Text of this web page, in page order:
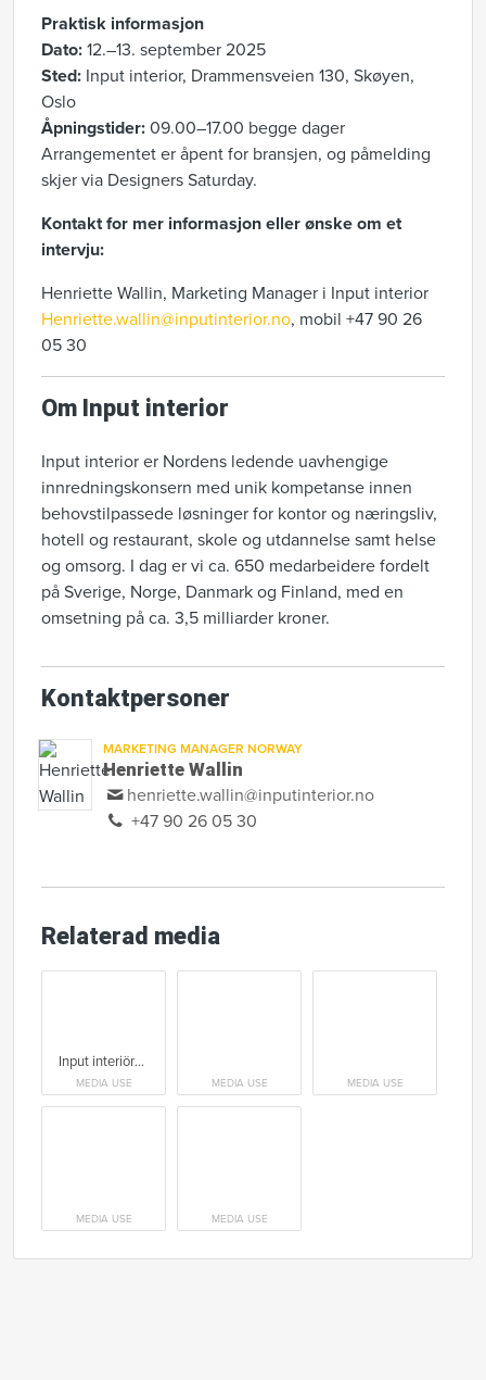
Praktisk informasjon
Dato: 12.–13. september 2025
Sted: Input interior, Drammensveien 130, Skøyen,
Oslo
Åpningstider: 09.00–17.00 begge dager
Arrangementet er åpent for bransjen, og påmelding
skjer via Designers Saturday.
Kontakt for mer informasjon eller ønske om et
intervju:
Henriette Wallin, Marketing Manager i Input interior
Henriette.wallin@inputinterior.no, mobil +47 90 26
05 30
Om Input interior
Input interior er Nordens ledende uavhengige
innredningskonsern med unik kompetanse innen
behovstilpassede løsninger for kontor og næringsliv,
hotell og restaurant, skole og utdannelse samt helse
og omsorg. I dag er vi ca. 650 medarbeidere fordelt
på Sverige, Norge, Danmark og Finland, med en
omsetning på ca. 3,5 milliarder kroner.
Kontaktpersoner
MARKETING MANAGER NORWAY
Henriette Wallin
henriette.wallin@inputinterior.no
+47 90 26 05 30
Relaterad media
Input interiörs showroom i Oslo.
MEDIA USE MEDIA USE MEDIA USE
MEDIA USE MEDIA USE